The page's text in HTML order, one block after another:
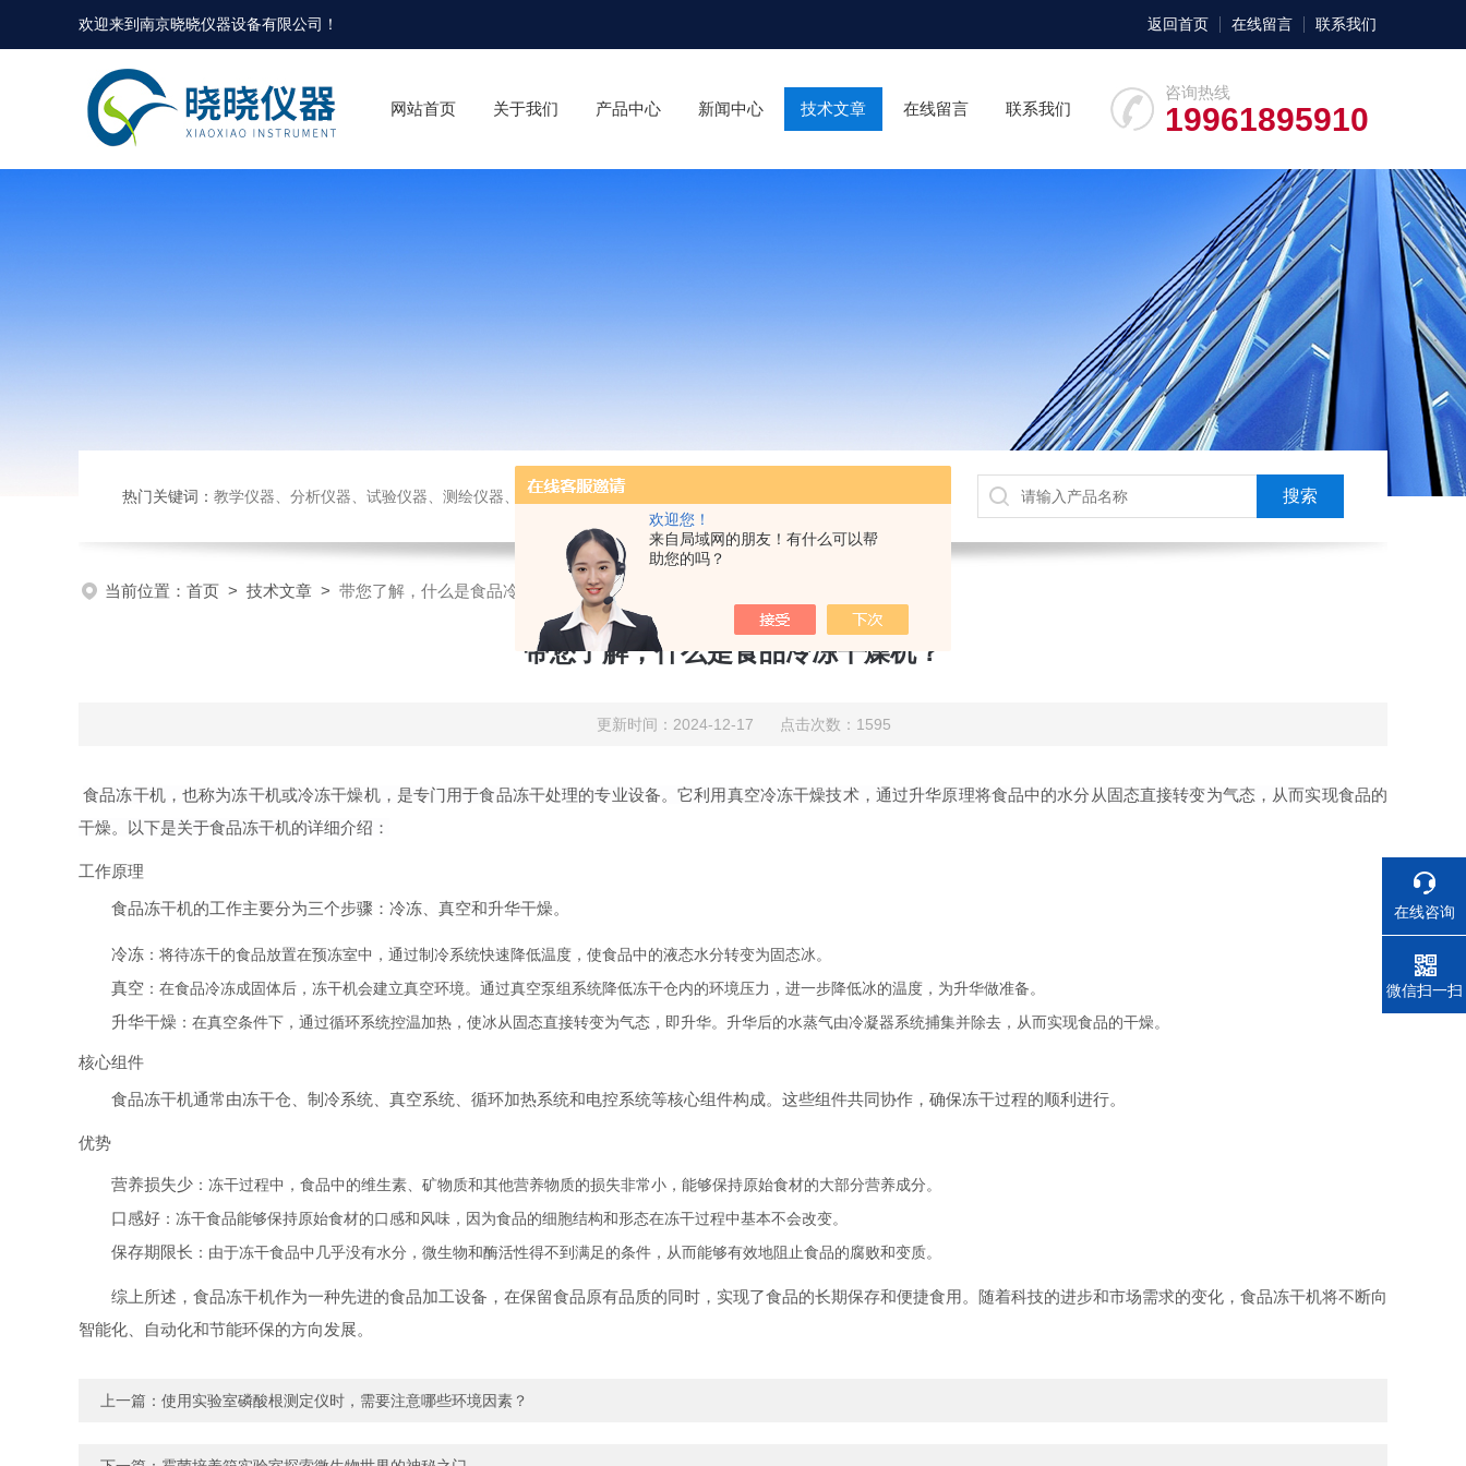
欢迎您！
来自局域网的朋友！有什么可以帮
助您的吗？
欢迎来到南京晓晓仪器设备有限公司 ！ 返回首页 在线留言 联系我们
咨询热线
19961895910
网站首页 关于我们 产品中心 新闻中心 技术文章 在线留言 联系我们
热门关键词： 教学仪器、分析仪器、试验仪器、测绘仪器、玻璃仪器、水质测试剂、办公设备及用品销售；仪器仪表技术服务、维修。
当前位置： 首页 > 技术文章 > 带您了解，什么是食品冷冻干燥机？
带您了解，什么是食品冷冻干燥机？
更新时间：2024-12-17 点击次数：1595
食品冻干机，也称为冻干机或冷冻干燥机，是专门用于食品冻干处理的专业设备。它利用真空冷冻干燥技术，通过升华原理将食品中的水分从固态直接转变为气态，从而实现食品的
干燥。以下是关于食品冻干机的详细介绍：
工作原理
食品冻干机的工作主要分为三个步骤：冷冻、真空和升华干燥。
冷冻 ：将待冻干的食品放置在预冻室中，通过制冷系统快速降低温度，使食品中的液态水分转变为固态冰。
真空 ：在食品冷冻成固体后，冻干机会建立真空环境。通过真空泵组系统降低冻干仓内的环境压力，进一步降低冰的温度，为升华做准备。
升华干燥 ：在真空条件下，通过循环系统控温加热，使冰从固态直接转变为气态，即升华。升华后的水蒸气由冷凝器系统捕集并除去，从而实现食品的干燥。
核心组件
食品冻干机通常由冻干仓、制冷系统、真空系统、循环加热系统和电控系统等核心组件构成。这些组件共同协作，确保冻干过程的顺利进行。
优势
营养损失少 ：冻干过程中，食品中的维生素、矿物质和其他营养物质的损失非常小，能够保持原始食材的大部分营养成分。
口感好 ：冻干食品能够保持原始食材的口感和风味，因为食品的细胞结构和形态在冻干过程中基本不会改变。
保存期限长 ：由于冻干食品中几乎没有水分，微生物和酶活性得不到满足的条件，从而能够有效地阻止食品的腐败和变质。
综上所述，食品冻干机作为一种先进的食品加工设备，在保留食品原有品质的同时，实现了食品的长期保存和便捷食用。随着科技的进步和市场需求的变化，食品冻干机将不断向
智能化、自动化和节能环保的方向发展。
上一篇： 使用实验室磷酸根测定仪时，需要注意哪些环境因素？
在线咨询
电话
微信扫一扫